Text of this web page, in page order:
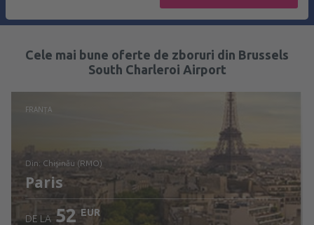
Cele mai bune oferte de zboruri din Brussels
South Charleroi Airport
FRANŢA
din: Chişinău (RMO)
Paris
DE LA 52 EUR